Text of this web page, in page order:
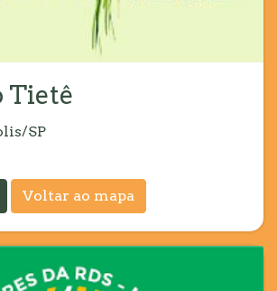
Tietê
SP
Voltar ao mapa